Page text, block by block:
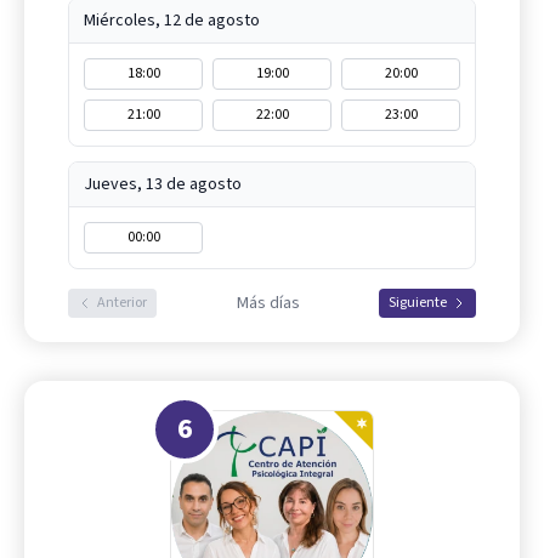
Miércoles, 12 de agosto
18:00 19:00
20:00
21:00
22:00 23:00
Jueves, 13 de agosto
00:00
Anterior Más días Siguiente
6